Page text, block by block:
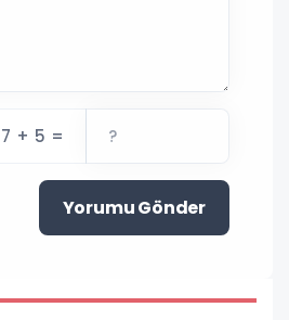
+ 5 =
Yorumu Gönder